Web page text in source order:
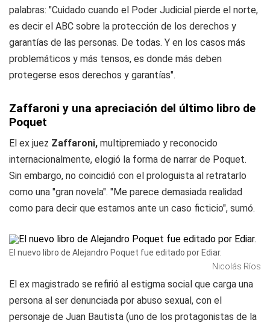
palabras: "Cuidado cuando el Poder Judicial pierde el norte,
es decir el ABC sobre la protección de los derechos y
garantías de las personas. De todas. Y en los casos más
problemáticos y más tensos, es donde más deben
protegerse esos derechos y garantías".
Zaffaroni y una apreciación del último libro de
Poquet
El ex juez Zaffaroni, multipremiado y reconocido
internacionalmente, elogió la forma de narrar de Poquet.
Sin embargo, no coincidió con el prologuista al retratarlo
como una "gran novela". "Me parece demasiada realidad
como para decir que estamos ante un caso ficticio", sumó.
El nuevo libro de Alejandro Poquet fue editado por Ediar.
Nicolás Ríos
El ex magistrado se refirió al estigma social que carga una
persona al ser denunciada por abuso sexual, con el
personaje de Juan Bautista (uno de los protagonistas de la